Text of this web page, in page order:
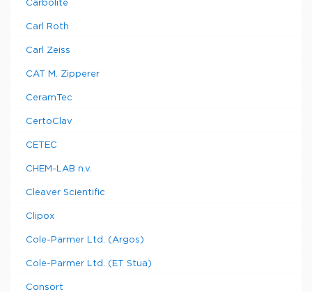
Carbolite
Carl Roth
Carl Zeiss
CAT M. Zipperer
CeramTec
CertoClav
CETEC
CHEM-LAB n.v.
Cleaver Scientific
Clipox
Cole-Parmer Ltd. (Argos)
Cole-Parmer Ltd. (ET Stua)
Consort